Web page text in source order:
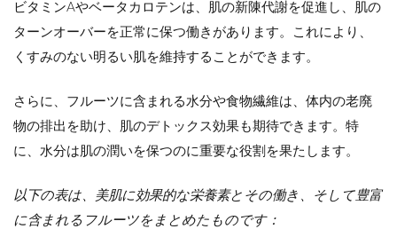
ビタミンAやベータカロテンは、肌の新陳代謝を促進し、肌の
ターンオーバーを正常に保つ働きがあります。これにより、
くすみのない明るい肌を維持することができます。
さらに、フルーツに含まれる水分や食物繊維は、体内の老廃
物の排出を助け、肌のデトックス効果も期待できます。特
に、水分は肌の潤いを保つのに重要な役割を果たします。
以下の表は、美肌に効果的な栄養素とその働き、そして豊富
に含まれるフルーツをまとめたものです：